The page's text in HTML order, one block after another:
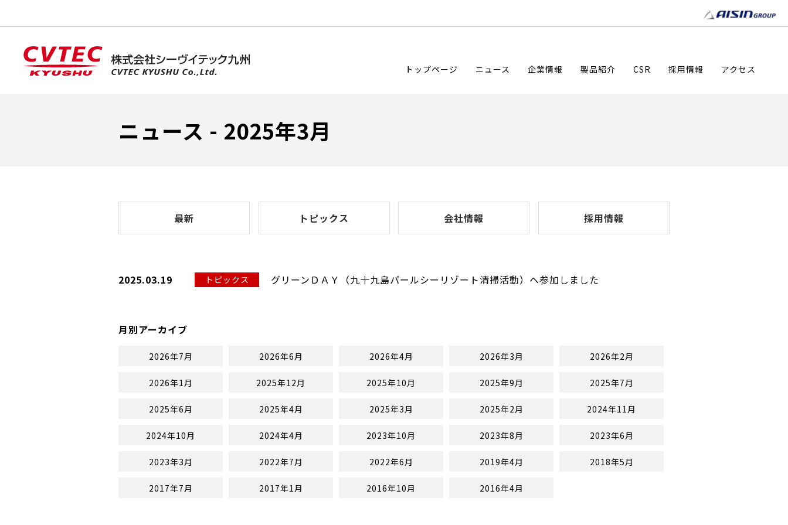
トップページ ニュース 企業情報 製品紹介 CSR 採用情報 アクセス
ニュース - 2025年3月
最新 トピックス 会社情報 採用情報
2025.03.19 トピックス グリーンＤＡＹ（九十九島パールシーリゾート清掃活動）へ参加しました
月別アーカイブ
2026年7月 2026年6月 2026年4月 2026年3月 2026年2月
2026年1月 2025年12月 2025年10月 2025年9月 2025年7月
2025年6月 2025年4月 2025年3月 2025年2月 2024年11月
2024年10月 2024年4月 2023年10月 2023年8月 2023年6月
2023年3月 2022年7月 2022年6月 2019年4月 2018年5月
2017年7月 2017年1月 2016年10月 2016年4月